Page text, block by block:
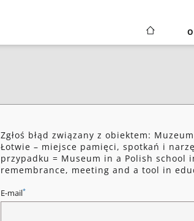
Zgłoś błąd związany z obiektem:
Łotwie – miejsce pamięci, spotkań i
przypadku = Museum in a Polish school
remembrance, meeting and a tool in
E-mail*